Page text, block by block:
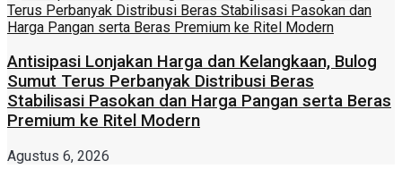
Antisipasi Lonjakan Harga dan Kelangkaan, Bulog
Sumut Terus Perbanyak Distribusi Beras
Stabilisasi Pasokan dan Harga Pangan serta Beras
Premium ke Ritel Modern
Agustus 6, 2026